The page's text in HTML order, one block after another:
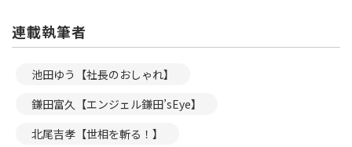
連載執筆者
池田ゆう【社長のおしゃれ】
鎌田富久【エンジェル鎌田’sEye】
北尾吉孝【世相を斬る！】